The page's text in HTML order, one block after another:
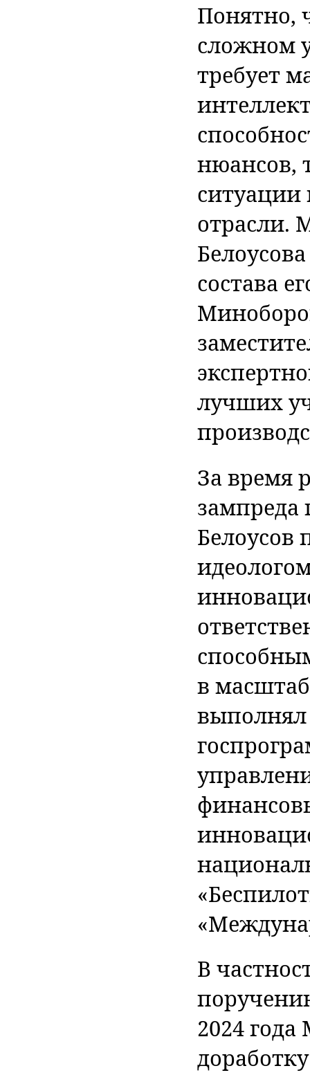
Понятно,
сложном
требует
нюансов,
ситуации
отрасли.
состава
лучших
За время
зампреда
Белоусов
в
выполнял
В
2024